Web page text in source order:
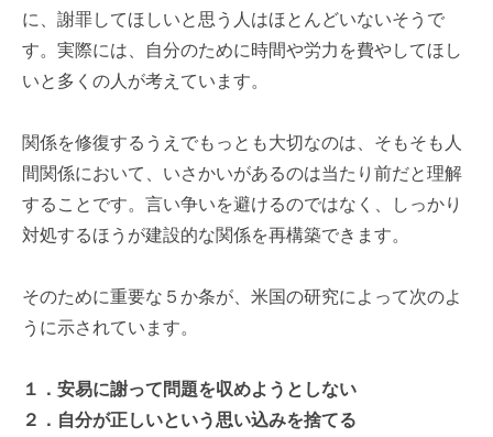
に、謝罪してほしいと思う人はほとんどいないそうで
す。実際には、自分のために時間や労力を費やしてほし
いと多くの人が考えています。
関係を修復するうえでもっとも大切なのは、そもそも人
間関係において、いさかいがあるのは当たり前だと理解
することです。言い争いを避けるのではなく、しっかり
対処するほうが建設的な関係を再構築できます。
そのために重要な５か条が、米国の研究によって次のよ
うに示されています。
１．安易に謝って問題を収めようとしない
２．自分が正しいという思い込みを捨てる